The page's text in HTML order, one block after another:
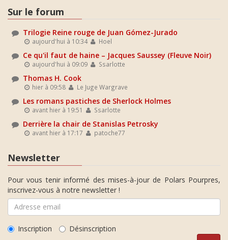
Sur le forum
Trilogie Reine rouge de Juan Gómez-Jurado
aujourd'hui à 10:34 Hoel
Ce qu'il faut de haine – Jacques Saussey (Fleuve Noir)
aujourd'hui à 09:09 Ssarlotte
Thomas H. Cook
hier à 09:58 Le Juge Wargrave
Les romans pastiches de Sherlock Holmes
avant hier à 19:51 Ssarlotte
Derrière la chair de Stanislas Petrosky
avant hier à 17:17 patoche77
Newsletter
Pour vous tenir informé des mises-à-jour de Polars Pourpres,
inscrivez-vous à notre newsletter !
Inscription Désinscription